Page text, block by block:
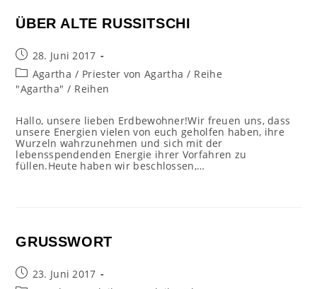
ÜBER ALTE RUSSITSCHI
Beitrag
veröffentlicht:
28. Juni 2017
Beitrags-
Kategorie:
Agartha / Priester von Agartha / Reihe
"Agartha" / Reihen
Hallo, unsere lieben Erdbewohner!Wir freuen uns, dass
unsere Energien vielen von euch geholfen haben, ihre
Wurzeln wahrzunehmen und sich mit der
lebensspendenden Energie ihrer Vorfahren zu
füllen.Heute haben wir beschlossen,…
GRUSSWORT
Beitrag23. Juni 2017